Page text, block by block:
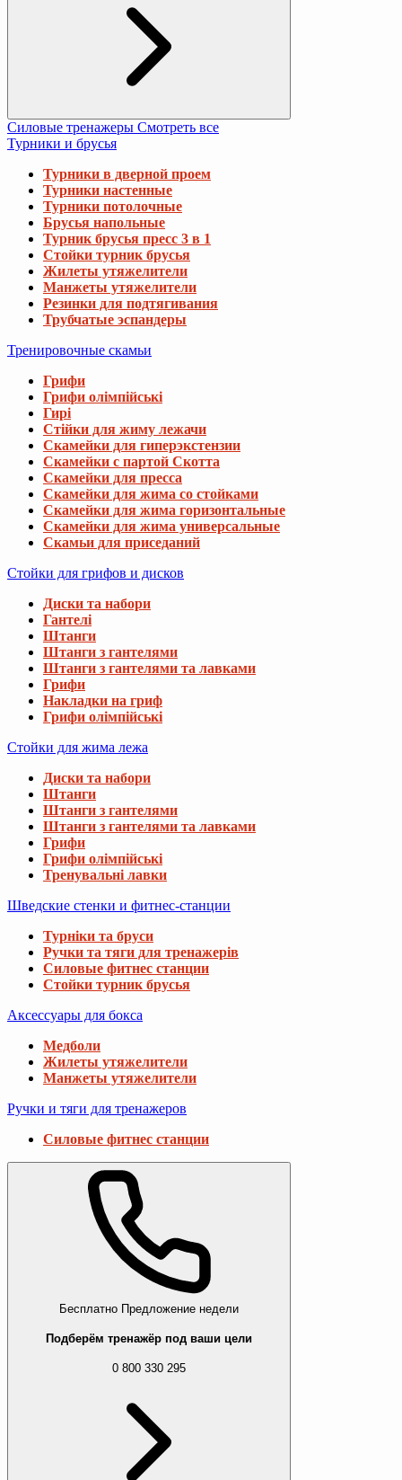
Силовые тренажеры Смотреть все
Турники и брусья
Турники в дверной проем
Турники настенные
Турники потолочные
Брусья напольные
Турник брусья пресс 3 в 1
Стойки турник брусья
Жилеты утяжелители
Манжеты утяжелители
Резинки для подтягивания
Трубчатые эспандеры
Тренировочные скамьи
Грифи
Грифи олімпійські
Гирі
Стійки для жиму лежачи
Скамейки для гиперэкстензии
Скамейки с партой Скотта
Скамейки для пресса
Скамейки для жима со стойками
Скамейки для жима горизонтальные
Скамейки для жима универсальные
Скамьи для приседаний
Стойки для грифов и дисков
Диски та набори
Гантелі
Штанги
Штанги з гантелями
Штанги з гантелями та лавками
Грифи
Накладки на гриф
Грифи олімпійські
Стойки для жима лежа
Диски та набори
Штанги
Штанги з гантелями
Штанги з гантелями та лавками
Грифи
Грифи олімпійські
Тренувальні лавки
Шведские стенки и фитнес-станции
Турніки та бруси
Ручки та тяги для тренажерів
Силовые фитнес станции
Стойки турник брусья
Аксессуары для бокса
Медболи
Жилеты утяжелители
Манжеты утяжелители
Ручки и тяги для тренажеров
Силовые фитнес станции
Бесплатно Предложение недели
Подберём тренажёр под ваши цели
0 800 330 295